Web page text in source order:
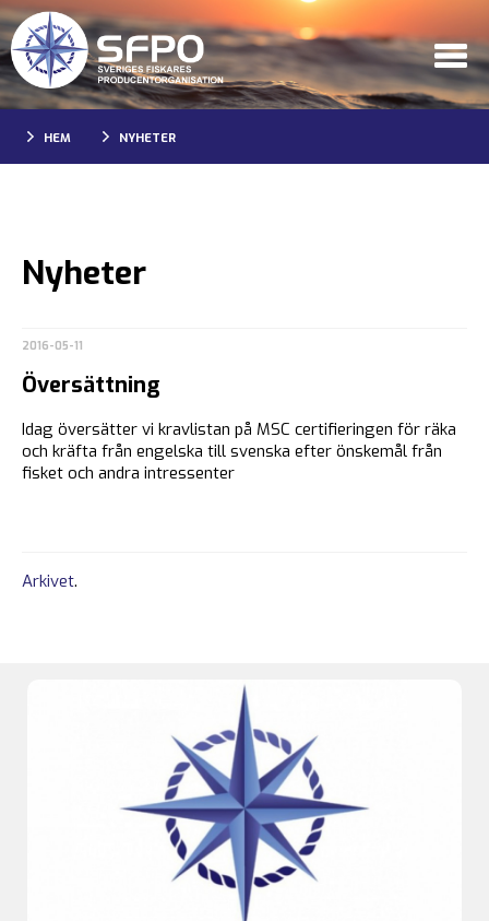
HEM NYHETER
Nyheter
2016-05-11
Översättning
Idag översätter vi kravlistan på MSC certifieringen för räka
och kräfta från engelska till svenska efter önskemål från
fisket och andra intressenter
Arkivet.